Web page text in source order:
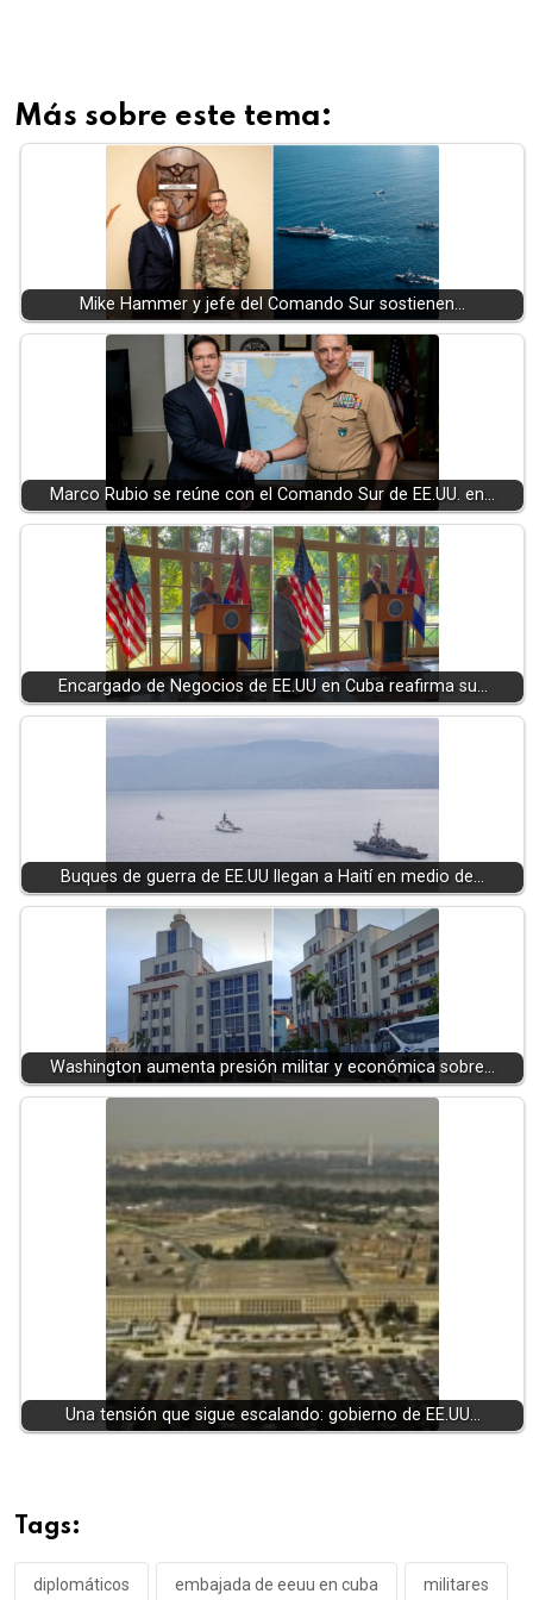
Más sobre este tema:
Mike Hammer y jefe del Comando Sur sostienen…
Marco Rubio se reúne con el Comando Sur de EE.UU. en…
Encargado de Negocios de EE.UU en Cuba reafirma su…
Buques de guerra de EE.UU llegan a Haití en medio de…
Washington aumenta presión militar y económica sobre…
Una tensión que sigue escalando: gobierno de EE.UU…
Tags:
diplomáticos embajada de eeuu en cuba militares